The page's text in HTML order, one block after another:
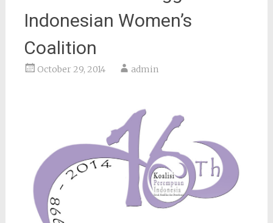
Indonesian Women’s
Coalition
October 29, 2014 admin